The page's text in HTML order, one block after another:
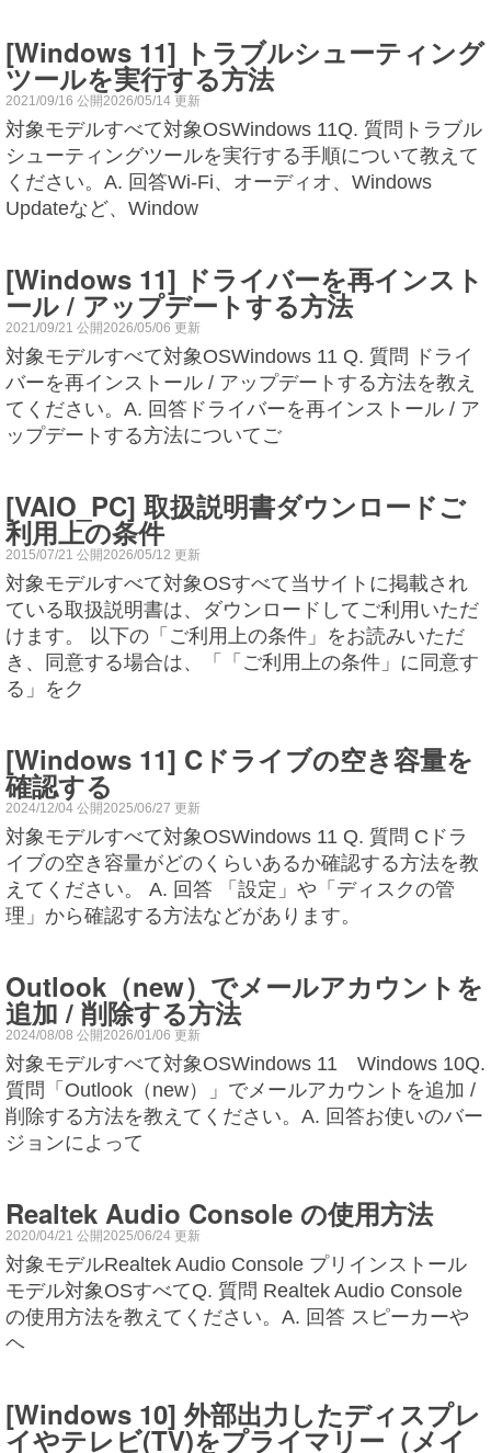
[Windows 11] トラブルシューティング
ツールを実行する方法
2021/09/16 公開2026/05/14 更新
対象モデルすべて対象OSWindows 11Q. 質問トラブル
シューティングツールを実行する手順について教えて
ください。A. 回答Wi-Fi、オーディオ、Windows
Updateなど、Window
[Windows 11] ドライバーを再インスト
ール / アップデートする方法
2021/09/21 公開2026/05/06 更新
対象モデルすべて対象OSWindows 11 Q. 質問 ドライ
バーを再インストール / アップデートする方法を教え
てください。A. 回答ドライバーを再インストール / ア
ップデートする方法についてご
[VAIO_PC] 取扱説明書ダウンロードご
利用上の条件
2015/07/21 公開2026/05/12 更新
対象モデルすべて対象OSすべて当サイトに掲載され
ている取扱説明書は、ダウンロードしてご利用いただ
けます。 以下の「ご利用上の条件」をお読みいただ
き、同意する場合は、「「ご利用上の条件」に同意す
る」をク
[Windows 11] Cドライブの空き容量を
確認する
2024/12/04 公開2025/06/27 更新
対象モデルすべて対象OSWindows 11 Q. 質問 Cドラ
イブの空き容量がどのくらいあるか確認する方法を教
えてください。 A. 回答 「設定」や「ディスクの管
理」から確認する方法などがあります。
Outlook（new）でメールアカウントを
追加 / 削除する方法
2024/08/08 公開2026/01/06 更新
対象モデルすべて対象OSWindows 11 Windows 10Q.
質問「Outlook（new）」でメールアカウントを追加 /
削除する方法を教えてください。A. 回答お使いのバー
ジョンによって
Realtek Audio Console の使用方法
2020/04/21 公開2025/06/24 更新
対象モデルRealtek Audio Console プリインストール
モデル対象OSすべてQ. 質問 Realtek Audio Console
の使用方法を教えてください。A. 回答 スピーカーや
ヘ
[Windows 10] 外部出力したディスプレ
イやテレビ(TV)をプライマリー（メイ